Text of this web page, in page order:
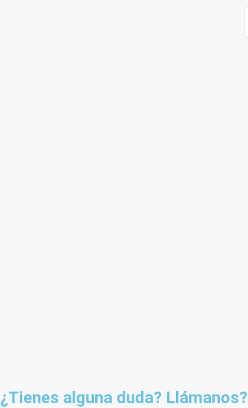
¿Tienes alguna duda? Llámanos?